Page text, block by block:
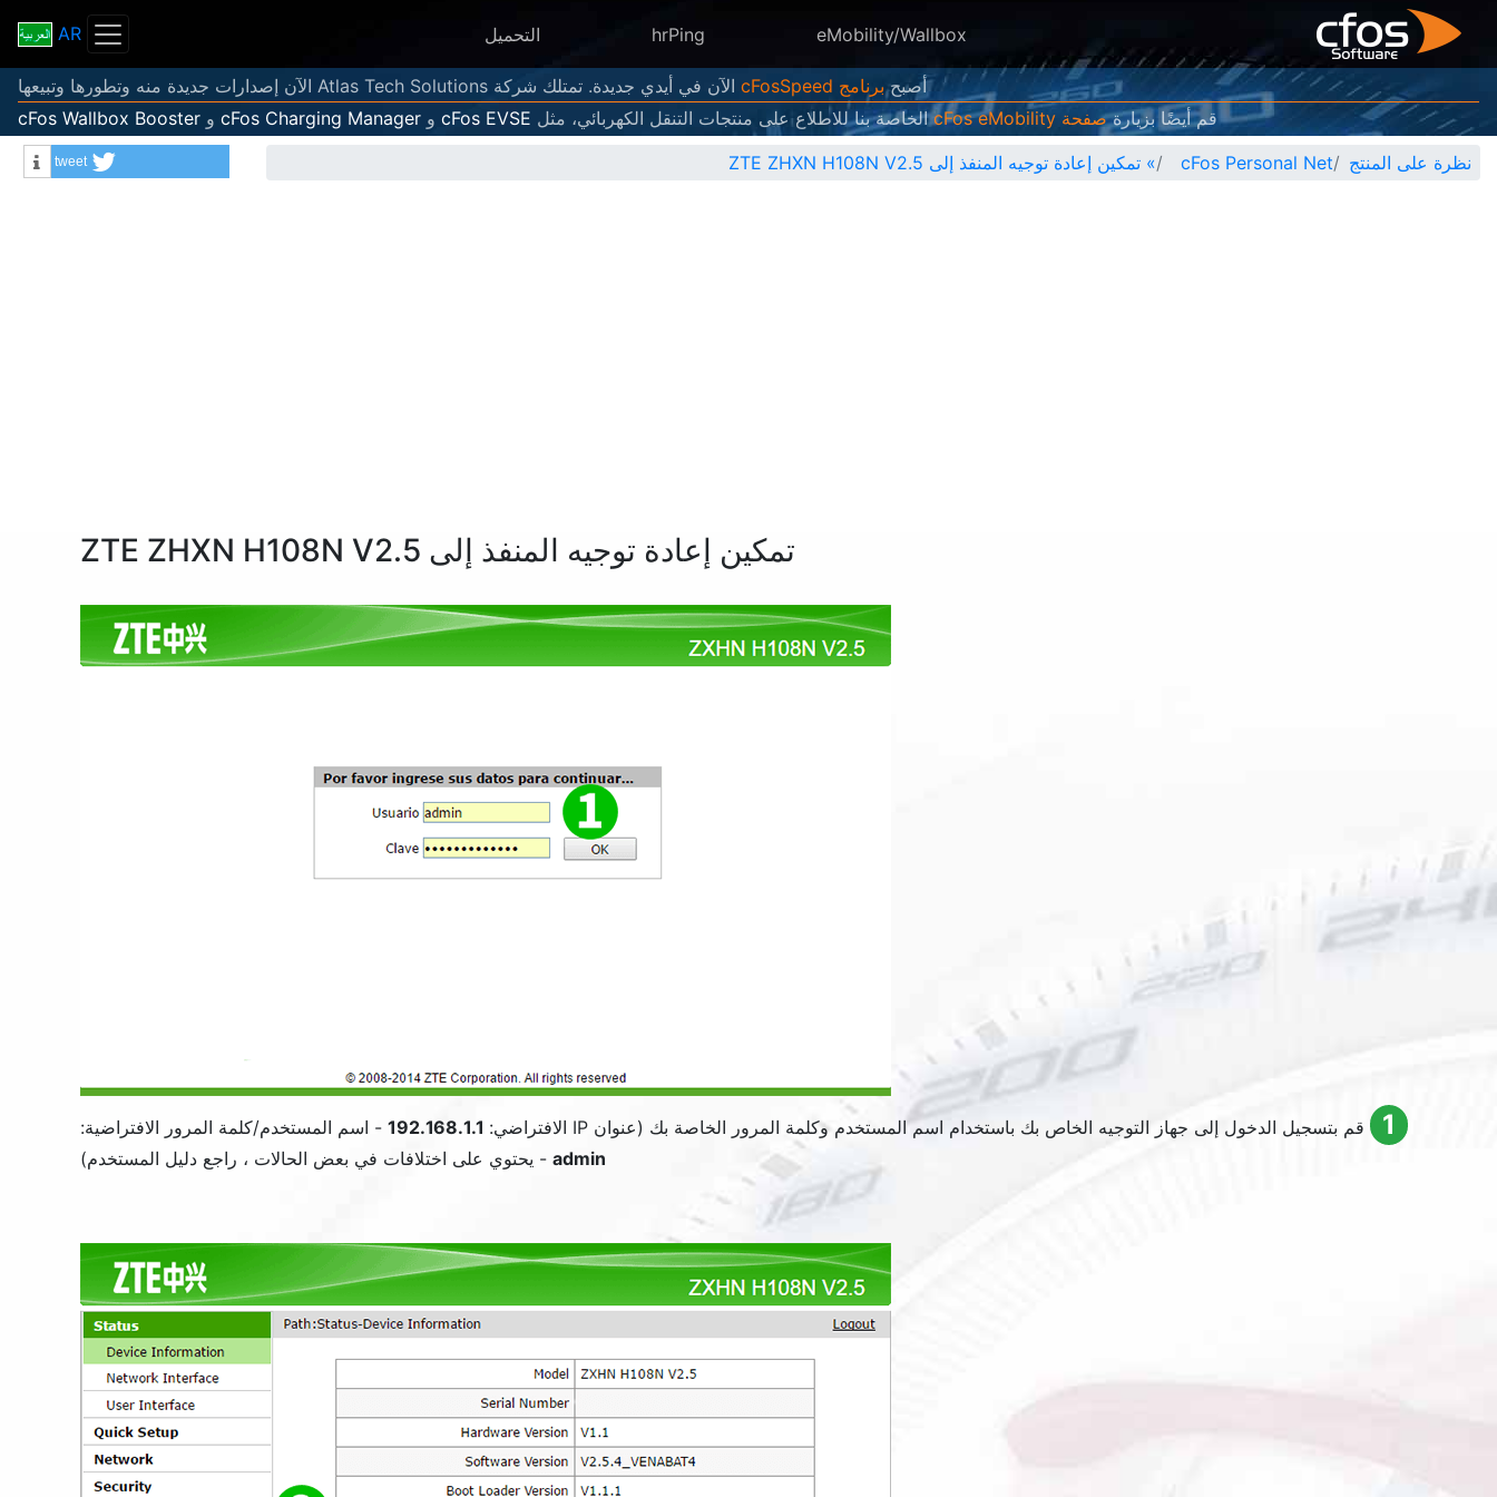
eMobility/Wallbox
hrPing التحميل AR
أصبحبرنامج cFosSpeed
الآن في أيدي جديدة. تمتلك شركة Atlas Tech Solutions الآن إصدارات جديدة منه وتطورها وتبيعها
قم أيضًا بزيارةصفحة cFos eMobility الخاصة بنا للاطلاع على منتجات التنقل الكهربائي، مثل cFos EVSE و cFos Charging Manager و cFos Wallbox Booster
نظرة على المنتج
cFos Personal Net
» تمكين إعادة توجيه المنفذ إلى ZTE ZHXN H108N V2.5 tweet
تمكين إعادة توجيه المنفذ إلى ZTE ZHXN H108N V2.5
1 قم بتسجيل الدخول إلى جهاز التوجيه الخاص بك باستخدام اسم المستخدم وكلمة المرور الخاصة بك (عنوان IP الافتراضي: 192.168.1.1 - اسم المستخدم/كلمة المرور الافتراضية:
admin - يحتوي على اختلافات في بعض الحالات ، راجع دليل المستخدم)